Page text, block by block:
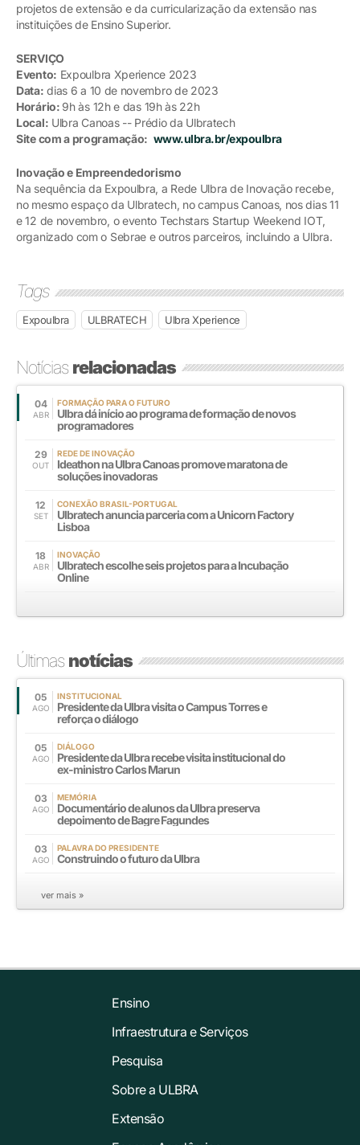
projetos de extensão e da curricularização da extensão nas
instituições de Ensino Superior.
SERVIÇO
Evento: Expoulbra Xperience 2023
Data: dias 6 a 10 de novembro de 2023
Horário: 9h às 12h e das 19h às 22h
Local: Ulbra Canoas -- Prédio da Ulbratech
Site com a programação: www.ulbra.br/expoulbra
Inovação e Empreendedorismo
Na sequência da Expoulbra, a Rede Ulbra de Inovação recebe,
no mesmo espaço da Ulbratech, no campus Canoas, nos dias 11
e 12 de novembro, o evento Techstars Startup Weekend IOT,
organizado com o Sebrae e outros parceiros, incluindo a Ulbra.
Tags
Expoulbra ULBRATECH Ulbra Xperience
Notíciasrelacionadas
04
ABR
FORMAÇÃO PARA O FUTURO
Ulbra dá início ao programa de formação de novos
programadores
29
OUT
REDE DE INOVAÇÃO
Ideathon na Ulbra Canoas promove maratona de
soluções inovadoras
12
SET
CONEXÃO BRASIL-PORTUGAL
Ulbratech anuncia parceria com a Unicorn Factory
Lisboa
18
ABR
INOVAÇÃO
Ulbratech escolhe seis projetos para a Incubação
Online
Últimasnotícias
05
AGO
INSTITUCIONAL
Presidente da Ulbra visita o Campus Torres e
reforça o diálogo
05
AGO
DIÁLOGO
Presidente da Ulbra recebe visita institucional do
ex-ministro Carlos Marun
03
AGO
MEMÓRIA
Documentário de alunos da Ulbra preserva
depoimento de Bagre Fagundes
03
AGO
PALAVRA DO PRESIDENTE
Construindo o futuro da Ulbra
ver mais »
Ensino
Infraestrutura e Serviços
Pesquisa
Sobre a ULBRA
Extensão